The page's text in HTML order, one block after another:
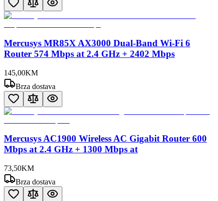
Mercusys MR85X AX3000 Dual-Band Wi-Fi 6
Router 574 Mbps at 2.4 GHz + 2402 Mbps
145,00KM
Brza dostava
Mercusys AC1900 Wireless AC Gigabit Router 600
Mbps at 2.4 GHz + 1300 Mbps at
73,50KM
Brza dostava